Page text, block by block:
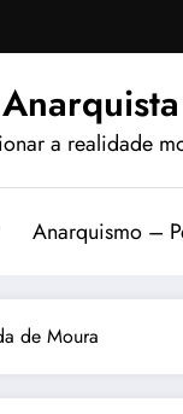
a realidade
Anarquismo –
de Moura